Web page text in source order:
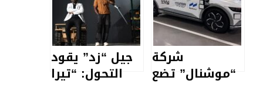
استراتيجية مع
عملاق التأمين
“أليانز”
للصحة الرقمية؟
شركة
“موشنال” تضع
جيل “زد” يقود
التحول: “تيرا